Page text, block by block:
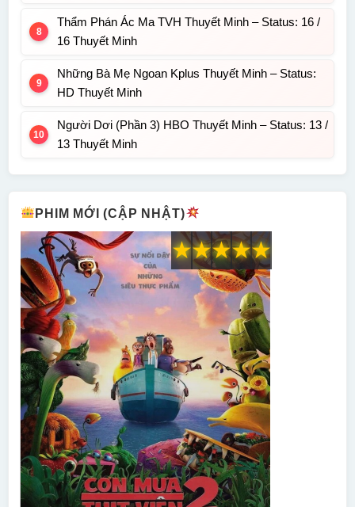
Thẩm Phán Ác Ma TVH Thuyết Minh – Status: 16 /
16 Thuyết Minh
Những Bà Mẹ Ngoan Kplus Thuyết Minh – Status:
HD Thuyết Minh
Người Dơi (Phần 3) HBO Thuyết Minh – Status: 13 /
13 Thuyết Minh
PHIM MỚI (CẬP NHẬT)
★
★
★
★
★